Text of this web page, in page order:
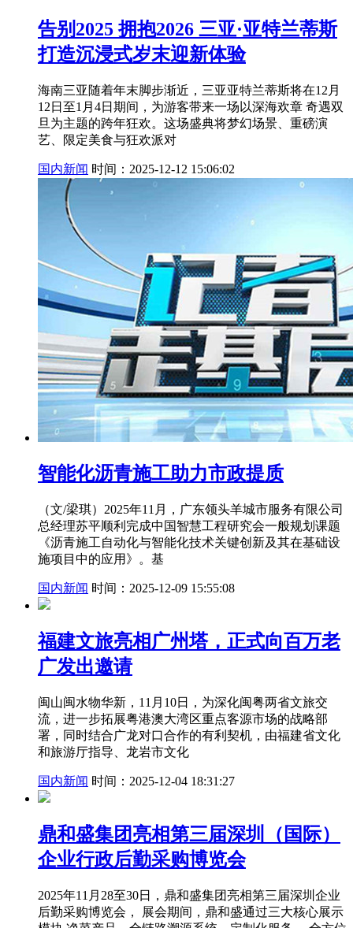
告别2025 拥抱2026 三亚·亚特兰蒂斯
打造沉浸式岁末迎新体验
海南三亚随着年末脚步渐近，三亚亚特兰蒂斯将在12月
12日至1月4日期间，为游客带来一场以深海欢章 奇遇双
旦为主题的跨年狂欢。这场盛典将梦幻场景、重磅演
艺、限定美食与狂欢派对
国内新闻 时间：2025-12-12 15:06:02
智能化沥青施工助力市政提质
（文/梁琪）2025年11月，广东领头羊城市服务有限公司
总经理苏平顺利完成中国智慧工程研究会一般规划课题
《沥青施工自动化与智能化技术关键创新及其在基础设
施项目中的应用》。基
国内新闻 时间：2025-12-09 15:55:08
福建文旅亮相广州塔，正式向百万老
广发出邀请
闽山闽水物华新，11月10日，为深化闽粤两省文旅交
流，进一步拓展粤港澳大湾区重点客源市场的战略部
署，同时结合广龙对口合作的有利契机，由福建省文化
和旅游厅指导、龙岩市文化
国内新闻 时间：2025-12-04 18:31:27
鼎和盛集团亮相第三届深圳（国际）
企业行政后勤采购博览会
2025年11月28至30日，鼎和盛集团亮相第三届深圳企业
后勤采购博览会， 展会期间，鼎和盛通过三大核心展示